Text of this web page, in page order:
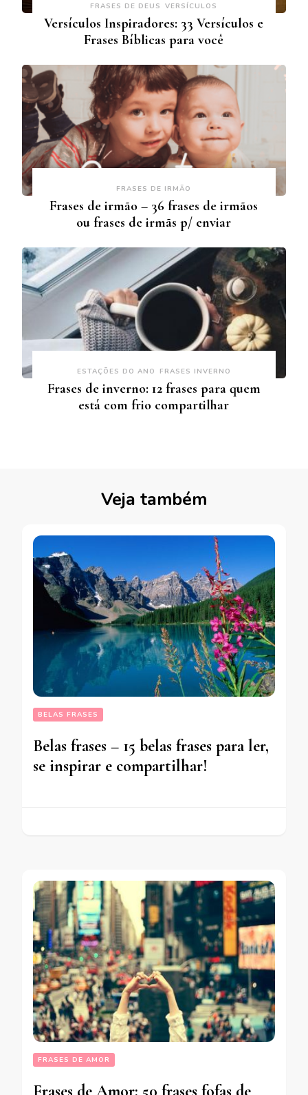
FRASES DE DEUS VERSÍCULOS
Versículos Inspiradores: 33 Versículos e
Frases Bíblicas para você
FRASES DE IRMÃO
Frases de irmão – 36 frases de irmãos
ou frases de irmãs p/ enviar
ESTAÇÕES DO ANO FRASES INVERNO
Frases de inverno: 12 frases para quem
está com frio compartilhar
Veja também
BELAS FRASES
Belas frases – 15 belas frases para ler,
se inspirar e compartilhar!
FRASES DE AMOR